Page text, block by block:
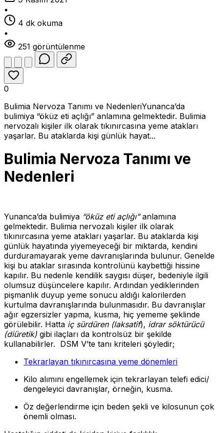
•
4 dk okuma
•
251 görüntülenme
0
Bulimia Nervoza Tanımı ve NedenleriYunanca’da
bulimiya “öküz eti açlığı” anlamına gelmektedir. Bulimia
nervozalı kişiler ilk olarak tıkınırcasına yeme atakları
yaşarlar. Bu ataklarda kişi günlük hayat...
Bulimia Nervoza Tanımı ve
Nedenleri
Yunanca’da bulimiya “öküz eti açlığı”anlamına
gelmektedir. Bulimia nervozalı kişiler ilk olarak
tıkınırcasına yeme atakları yaşarlar. Bu ataklarda kişi
günlük hayatında yiyemeyeceği bir miktarda, kendini
durduramayarak yeme davranışlarında bulunur. Genelde
kişi bu ataklar sırasında kontrolünü kaybettiği hissine
kapılır. Bu nedenle kendilik saygısı düşer, bedeniyle ilgili
olumsuz düşüncelere kapılır. Ardından yediklerinden
pişmanlık duyup yeme sonucu aldığı kalorilerden
kurtulma davranışlarında bulunmasıdır. Bu davranışlar
ağır egzersizler yapma, kusma, hiç yememe şeklinde
görülebilir. Hatta iç sürdüren (laksatif), idrar söktürücü
(diüretik) gibi ilaçları da kontrolsüz bir şekilde
kullanabilirler. DSM V’te tanı kriteleri şöyledir;
Tekrarlayan tıkınırcasına yeme dönemleri
Kilo alımını engellemek için tekrarlayan telefi edici/
dengeleyici davranışlar, örneğin, kusma.
Öz değerlendirme için beden şekli ve kilosunun çok
önemli olması.